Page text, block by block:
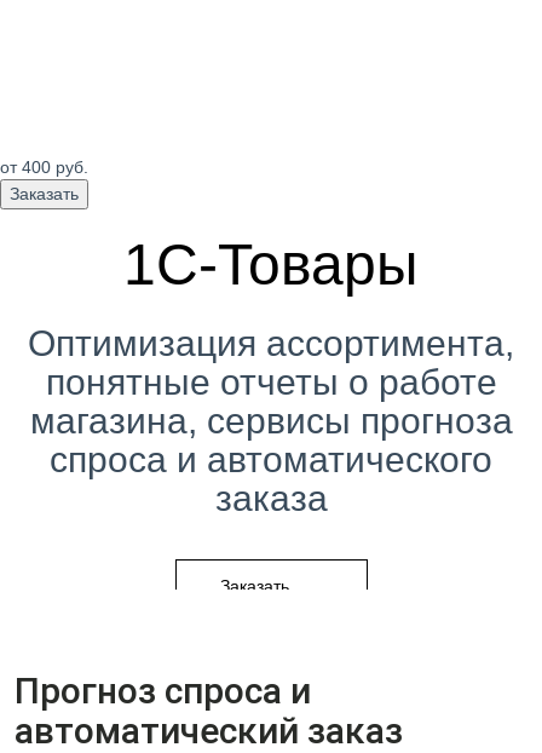
от 400 руб.
Заказать
1С-Товары
Оптимизация ассортимента,
понятные отчеты о работе
магазина, сервисы прогноза
спроса и автоматического
заказа
Заказать
Прогноз спроса и
автоматический заказ